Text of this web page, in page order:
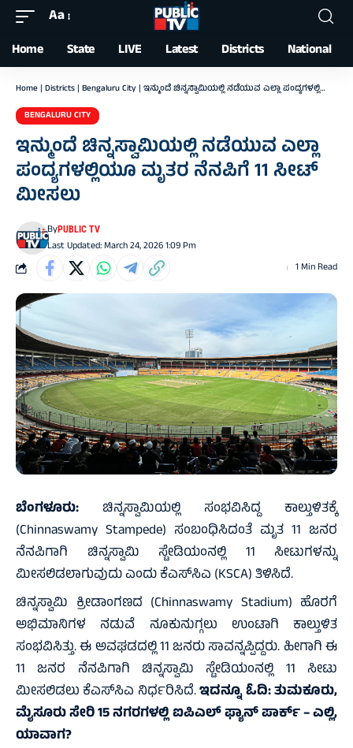
Font
Resizer
Aa
Home State LIVE Latest Districts National
Home | Districts | Bengaluru City | ಇನ್ಮುಂದೆ ಚಿನ್ನಸ್ವಾಮಿಯಲ್ಲಿ ನಡೆಯುವ ಎಲ್ಲಾ ಪಂದ್ಯಗಳಲ್ಲಿಯೂ ಮೃತರ ನೆನಪಿಗೆ 11 ಸೀಟ್ ಮೀಸಲು
BENGALURU CITY
ಇನ್ಮುಂದೆ ಚಿನ್ನಸ್ವಾಮಿಯಲ್ಲಿ ನಡೆಯುವ ಎಲ್ಲಾ
ಪಂದ್ಯಗಳಲ್ಲಿಯೂ ಮೃತರ ನೆನಪಿಗೆ 11 ಸೀಟ್
ಮೀಸಲು
Last Updated: March 24, 2026 1:09 Pm
ByPUBLIC TV
1 Min Read
ಬೆಂಗಳೂರು: ಚಿನ್ನಸ್ವಾಮಿಯಲ್ಲಿ ಸಂಭವಿಸಿದ್ದ ಕಾಲ್ತುಳಿತಕ್ಕೆ
(Chinnaswamy Stampede) ಸಂಬಂಧಿಸಿದಂತೆ ಮೃತ 11 ಜನರ
ನೆನಪಿಗಾಗಿ ಚಿನ್ನಸ್ವಾಮಿ ಸ್ಟೇಡಿಯಂನಲ್ಲಿ 11 ಸೀಟುಗಳನ್ನು
ಮೀಸಲಿಡಲಾಗುವುದು ಎಂದು ಕೆಎಸ್‌ಸಿಎ (KSCA) ತಿಳಿಸಿದೆ.
ಚಿನ್ನಸ್ವಾಮಿ ಕ್ರೀಡಾಂಗಣದ (Chinnaswamy Stadium) ಹೊರಗೆ
ಅಭಿಮಾನಿಗಳ ನಡುವೆ ನೂಕುನುಗ್ಗಲು ಉಂಟಾಗಿ ಕಾಲ್ತುಳಿತ
ಸಂಭವಿಸಿತ್ತು. ಈ ಅವಘಡದಲ್ಲಿ 11 ಜನರು ಸಾವನ್ನಪ್ಪಿದ್ದರು. ಹೀಗಾಗಿ ಈ
11 ಜನರ ನೆನಪಿಗಾಗಿ ಚಿನ್ನಸ್ವಾಮಿ ಸ್ಟೇಡಿಯಂನಲ್ಲಿ 11 ಸೀಟು
ಮೀಸಲಿಡಲು ಕೆಎಸ್‌ಸಿಎ ನಿರ್ಧರಿಸಿದೆ.ಇದನ್ನೂ ಓದಿ:ತುಮಕೂರು,
ಮೈಸೂರು ಸೇರಿ 15 ನಗರಗಳಲ್ಲಿ ಐಪಿಎಲ್ ಫ್ಯಾನ್ ಪಾರ್ಕ್ – ಎಲ್ಲಿ,
ಯಾವಾಗ?